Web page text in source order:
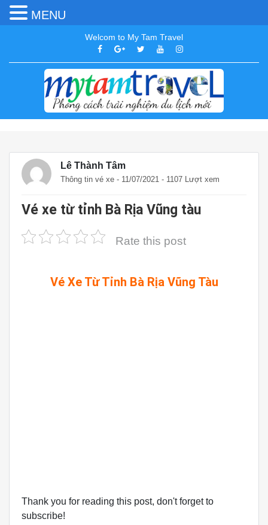
Welcom to My Tam Travel
Lê Thành Tâm
Thông tin vé xe - 11/07/2021 - 1107 Lượt xem
Vé xe từ tỉnh Bà Rịa Vũng tàu
Rate this post
Vé Xe Từ Tỉnh Bà Rịa Vũng Tàu
Thank you for reading this post, don't forget to
subscribe!
MENU